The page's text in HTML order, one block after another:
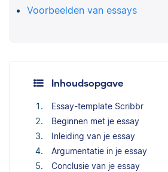
Voorbeelden van essays
Inhoudsopgave
Essay-template Scribbr
Beginnen met je essay
Inleiding van je essay
Argumentatie in je essay
Conclusie van je essay